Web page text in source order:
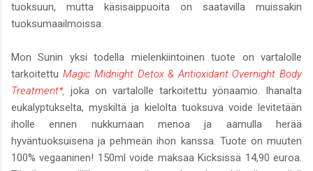
tuoksuun, mutta käsisaippuoita on saatavilla muissakin
tuoksumaailmoissa.
Mon Sunin yksi todella mielenkiintoinen tuote on vartalolle
tarkoitettu Magic Midnight Detox & Antioxidant Overnight Body
Treatment*, joka on vartalolle tarkoitettu yönaamio. Ihanalta
eukalyptukselta, myskiltä ja kielolta tuoksuva voide levitetään
iholle ennen nukkumaan menoa ja aamulla herää
hyväntuoksuisena ja pehmeän ihon kanssa. Tuote on muuten
100% vegaaninen! 150ml voide maksaa Kicksissä 14,90 euroa.